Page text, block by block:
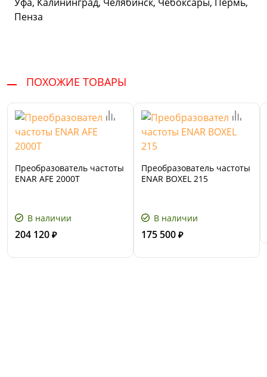
Пенза
ПОХОЖИЕ ТОВАРЫ
Преобразователь частоты
ENAR AFE 2000T
В наличии
204 120 ₽
Преобразователь частоты
ENAR BOXEL 215
В наличии
175 500 ₽